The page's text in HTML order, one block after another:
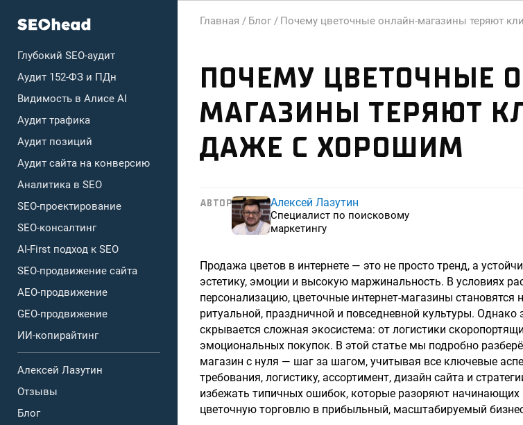
Глубокий SEO-аудит
Аудит 152-ФЗ и ПДн
Видимость в Алисе AI
Аудит трафика
Аудит позиций
Аудит сайта на конверсию
Аналитика в SEO
SEO-проектирование
SEO-консалтинг
AI-First подход к SEO
SEO-продвижение сайта
AEO-продвижение
GEO-продвижение
ИИ-копирайтинг
Алексей Лазутин
Отзывы
Блог
Главная / Блог / Почему цветочные онлайн-магазины теряют
ПОЧЕМУ ЦВЕТОЧНЫЕ
МАГАЗИНЫ ТЕРЯЮТ
ДАЖЕ С ХОРОШИМ
АВТОР Алексей Лазутин
Специалист по поисковому
маркетингу
Продажа цветов в интернете — это не просто тренд, а
эстетику, эмоции и высокую маржинальность. В условиях
персонализацию, цветочные интернет-магазины
ритуальной, праздничной и повседневной культуры. Однако
скрывается сложная экосистема: от логистики
эмоциональных покупок. В этой статье мы подробно
магазин с нуля — шаг за шагом, учитывая все ключевые
требования, логистику, ассортимент, дизайн сайта и
избежать типичных ошибок, которые разоряют начинающих
цветочную торговлю в прибыльный, масштабируемый